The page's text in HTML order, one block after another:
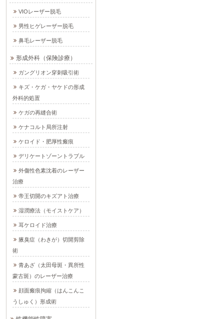
VIOレーザー脱毛
男性ヒゲレーザー脱毛
鼻毛レーザー脱毛
形成外科（保険診療）
ガングリオン穿刺吸引術
キズ・ケガ・ヤケドの形成
外科的処置
ケガの再縫合術
ケナコルト局所注射
ケロイド・肥厚性瘢痕
デリケートゾーントラブル
外傷性色素沈着のレーザー
治療
帝王切開のキズアト治療
湿潤療法（モイストケア）
耳ケロイド治療
腋臭症（わきが）切開剪除
術
青あざ（太田母斑・異所性
蒙古斑）のレーザー治療
顔面瘢痕拘縮（はんこんこ
うしゅく）形成術